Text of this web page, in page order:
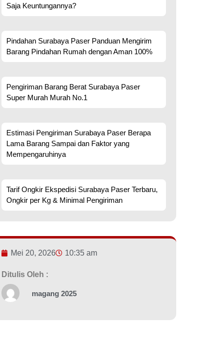
Saja Keuntungannya?
Pindahan Surabaya Paser Panduan Mengirim
Barang Pindahan Rumah dengan Aman 100%
Pengiriman Barang Berat Surabaya Paser
Super Murah Murah No.1
Estimasi Pengiriman Surabaya Paser Berapa
Lama Barang Sampai dan Faktor yang
Mempengaruhinya
Tarif Ongkir Ekspedisi Surabaya Paser Terbaru,
Ongkir per Kg & Minimal Pengiriman
Mei 20, 2026 10:35 am
Ditulis Oleh :
magang 2025